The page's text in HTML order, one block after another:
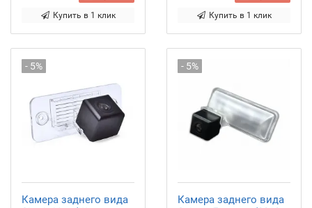
Купить в 1 клик Купить в 1 клик
- 5%
Камера заднего вида
- 5%
Камера заднего вида